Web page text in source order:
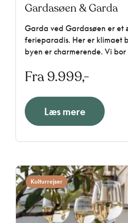
Gardasøen & Garda
Garda ved Gardasøen er et
ferieparadis. Her er klimaet
byen er charmerende. Vi
Palme & Suite, der er et
poolområder og i passende
gamle bydel og Gardasøen.
Fra 9.999,-
Læs mere
Kulturrejser